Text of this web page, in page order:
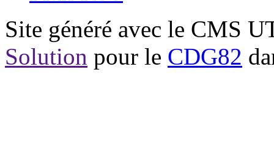
Site généré avec le CMS
Solution pour le CDG82